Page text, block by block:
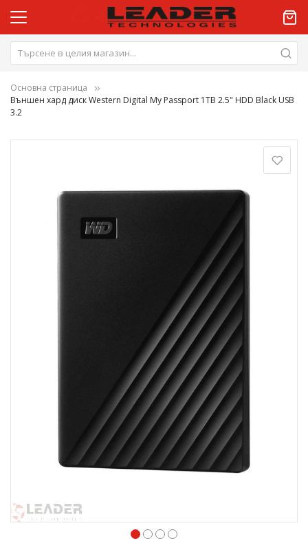
Основна страница
Външен хард диск Western Digital My Passport 1TB 2.5" HDD Black USB
3.2